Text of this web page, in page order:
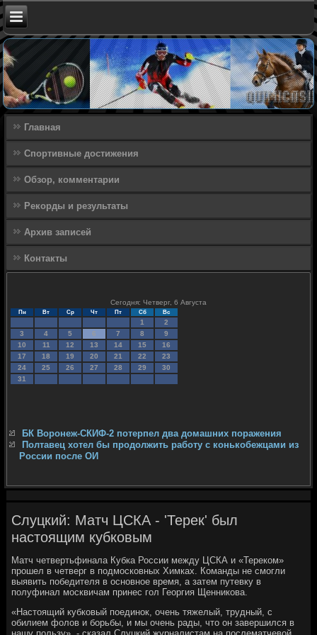
Главная
Спортивные достижения
Обзор, комментарии
Рекорды и результаты
Архив записей
Контакты
Сегодня: Четверг, 6 Августа
Пн Вт Ср Чт Пт Сб Вс
1
2
3
4 5 6 7 8
9
10
11 12 13 14 15
16
17
18 19 20 21 22
23
24
25 26 27 28 29
30
31
БК Воронеж-СКИФ-2 потерпел два домашних поражения
Полтавец хотел бы продолжить работу с конькобежцами из
России после ОИ
Слуцкий: Матч ЦСКА - 'Терек' был
настоящим кубковым
Матч четвертьфинала Кубка России между ЦСКА и «Тереком»
прошел в четверг в подмосковных Химках. Команды не смогли
выявить победителя в основное время, а затем путевку в
полуфинал москвичам принес гол Георгия Щенникова.
«Настоящий кубковый поединок, очень тяжелый, трудный, с
обилием фолов и борьбы, и мы очень рады, что он завершился в